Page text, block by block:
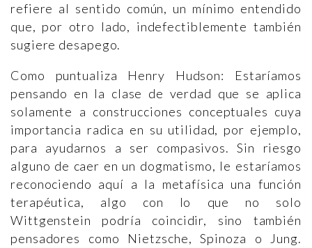
refiere al sentido común, un mínimo entendido
que, por otro lado, indefectiblemente también
sugiere desapego.
Como puntualiza Henry Hudson: Estaríamos
pensando en la clase de verdad que se aplica
solamente a construcciones conceptuales cuya
importancia radica en su utilidad, por ejemplo,
para ayudarnos a ser compasivos. Sin riesgo
alguno de caer en un dogmatismo, le estaríamos
reconociendo aquí a la metafísica una función
terapéutica, algo con lo que no solo
Wittgenstein podría coincidir, sino también
pensadores como Nietzsche, Spinoza o Jung.